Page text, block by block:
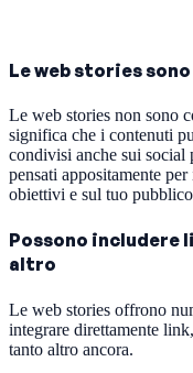
Le web stories
Le web stories non sono
significa che i contenuti
condivisi anche sui social
pensati appositamente
obiettivi e sul tuo
Possono includere
altro
Le web stories offrono
integrare direttamente
tanto altro ancora.